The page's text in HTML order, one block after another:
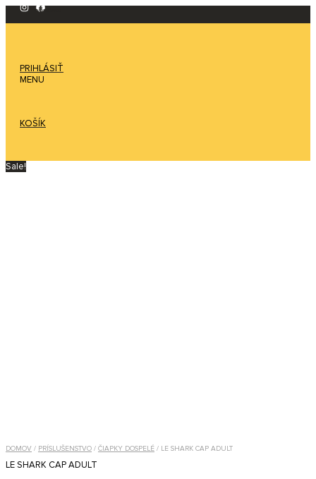
Preskočiť
na
PRIHLÁSIŤ
MENU
KOŠÍK
Sale!
DOMOV / PRÍSLUŠENSTVO / ČIAPKY DOSPELÉ / LE SHARK CAP ADULT
LE SHARK CAP ADULT
vypredané